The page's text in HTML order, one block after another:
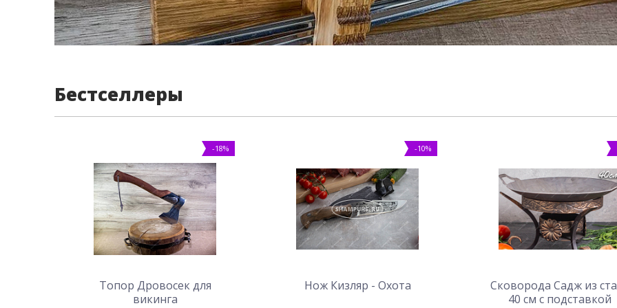
Бестселлеры
-18%
Топор Дровосек для
викинга
-10%
Нож Кизляр - Охота
Сковорода Садж из
40 см с подставкой